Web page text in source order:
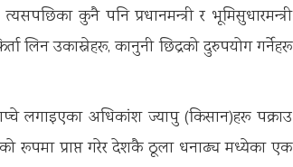
कुनै पनि प्रधानमन्त्री र भूमिसुधारमन्त्री
लिन उकास्नेहरू, कानुनी छिद्रको दुरुपयोग गर्नेहरू
लगाइएका अधिकांश ज्यापु (किसान)हरू पक्राउ
रूपमा प्राप्त गरेर देशकै ठूला धनाढ्य मध्येका एक